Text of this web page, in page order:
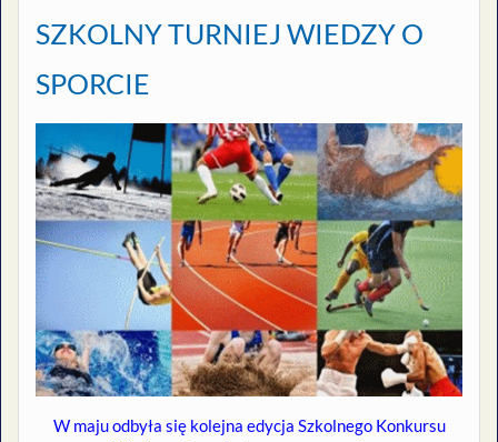
SZKOLNY TURNIEJ WIEDZY O
SPORCIE
W maju odbyła się kolejna edycja Szkolnego Konkursu